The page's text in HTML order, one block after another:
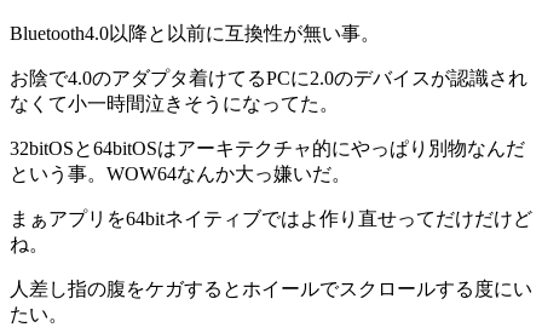
Bluetooth4.0以降と以前に互換性が無い事。
お陰で4.0のアダプタ着けてるPCに2.0のデバイスが認識され
なくて小一時間泣きそうになってた。
32bitOSと64bitOSはアーキテクチャ的にやっぱり別物なんだ
という事。WOW64なんか大っ嫌いだ。
まぁアプリを64bitネイティブではよ作り直せってだけだけど
ね。
人差し指の腹をケガするとホイールでスクロールする度にい
たい。